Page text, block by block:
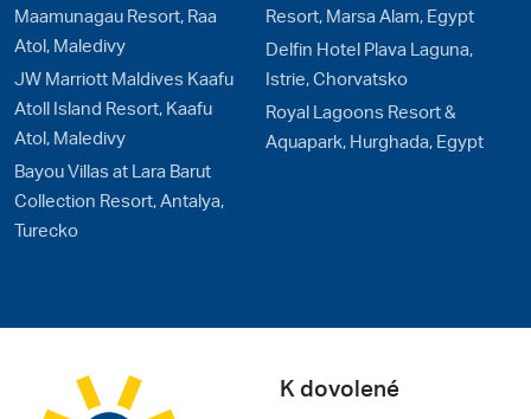
Maamunagau Resort, Raa
Atol, Maledivy
JW Marriott Maldives Kaafu
Atoll Island Resort, Kaafu
Atol, Maledivy
Bayou Villas at Lara Barut
Collection Resort, Antalya,
Turecko
Resort, Marsa Alam, Egypt
Delfin Hotel Plava Laguna,
Istrie, Chorvatsko
Royal Lagoons Resort &
Aquapark, Hurghada, Egypt
K dovolené